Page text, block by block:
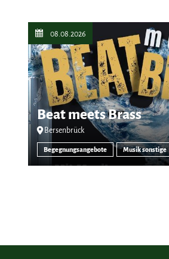
08.08.2026
Beat meets Brass
Bersenbrück
Begegnungsangebote Musik sonstige